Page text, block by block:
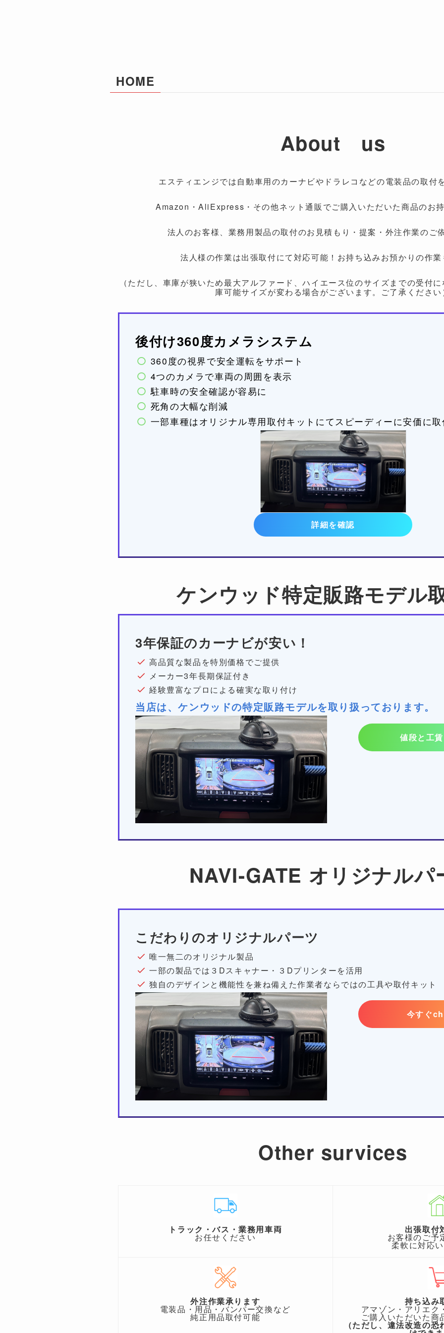
HOME
About us
エスティエンジでは自動車用のカーナビやドラレコなどの電装品の取付
Amazon・AliExpress・その他ネット通販でご購入いただいた商品のお
法人のお客様、業務用製品の取付のお見積もり・提案・外注作業のご
法人様の作業は出張取付にて対応可能！お持ち込みお預かりの作
（ただし、車庫が狭いため最大アルファード、ハイエース位のサイズまでの受付
庫可能サイズが変わる場合がございます。ご了承くださ
後付け360度カメラシステム
360度の視界で安全運転をサポート
4つのカメラで車両の周囲を表示
駐車時の安全確認が容易に
死角の大幅な削減
一部車種はオリジナル専用取付キットにてスピーディーに安価に
詳細を確認
ケンウッド特定販路モデル
3年保証のカーナビが安い！
高品質な製品を特別価格でご提供
メーカー3年長期保証付き
経験豊富なプロによる確実な取り付け
当店は、ケンウッドの特定販路モデルを取り扱っております。
値段と工
NAVI-GATE オリジナルパ
こだわりのオリジナルパーツ
唯一無二のオリジナル製品
一部の製品では３Dスキャナー・３Dプリンターを活用
独自のデザインと機能性を兼ね備えた作業者ならではの工具や取付キット
今すぐ
Other survices
トラック・バス・業務用車両
お任せください
出張取付
お客様のご予
柔軟に対応
外注作業承ります
電装品・用品・バンパー交換など
純正用品取付可能
持ち込み
アマゾン・アリエク
ご購入いただいた商
（ただし、違法改造の